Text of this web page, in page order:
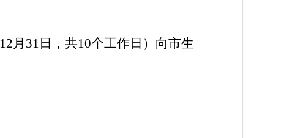
12月 31 日，共10个工作日）向市生